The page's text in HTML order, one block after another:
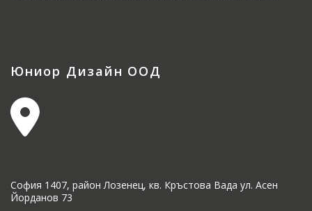
Юниор Дизайн ООД
София 1407, район Лозенец, кв. Кръстова Вада ул. Асен
Йорданов 73